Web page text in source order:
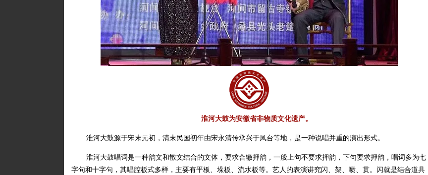
淮河大鼓为安徽省非物质文化遗产。
淮河大鼓源于宋末元初，清末民国初年由宋永清传承兴于凤台等地，是一种说唱并重的演出形式。
淮河大鼓唱词是一种韵文和散文结合的文体，要求合辙押韵，一般上句不要求押韵，下句要求押韵，唱词多为七
字句和十字句，其唱腔板式多样，主要有平板、垛板、流水板等。艺人的表演讲究闪、架、喷、贯。闪就是结合道具